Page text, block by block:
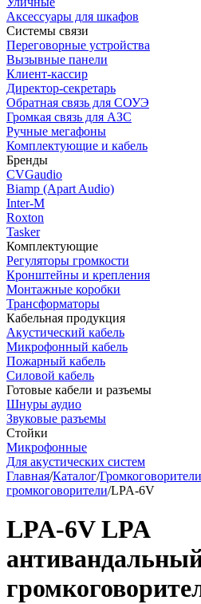
Аксессуары для шкафов
Системы связи
Переговорные устройства
Вызывные панели
Клиент-кассир
Директор-секретарь
Обратная связь для СОУЭ
Громкая связь для АЗС
Ручные мегафоны
Комплектующие и кабель
Бренды
CVGaudio
Biamp (Apart Audio)
Inter-M
Roxton
Tasker
Комплектующие
Регуляторы громкости
Кронштейны и крепления
Монтажные коробки
Трансформаторы
Кабельная продукция
Акустический кабель
Микрофонный кабель
Пожарный кабель
Силовой кабель
Готовые кабели и разъемы
Шнуры аудио
Звуковые разъемы
Стойки
Микрофонные
Для акустических систем
Главная/Каталог/Громкоговорители
громкоговорители/LPA-6V
LPA-6V LPA